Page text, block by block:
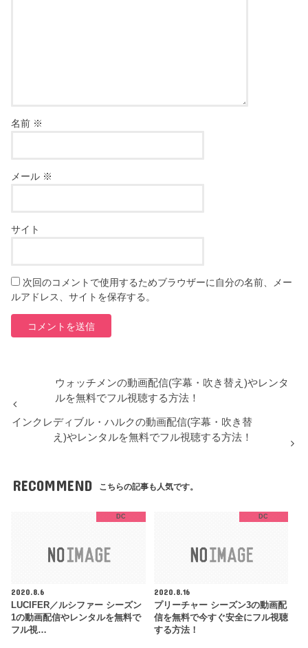
名前 ※
メール ※
サイト
次回のコメントで使用するためブラウザーに自分の名前、メー
ルアドレス、サイトを保存する。
ウォッチメンの動画配信(字幕・吹き替え)やレンタ
ルを無料でフル視聴する方法！
インクレディブル・ハルクの動画配信(字幕・吹き替
え)やレンタルを無料でフル視聴する方法！
RECOMMEND こちらの記事も人気です。
DC
2020.8.6
LUCIFER／ルシファー シーズン
1の動画配信やレンタルを無料で
フル視…
DC
2020.8.16
プリーチャー シーズン3の動画配
信を無料で今すぐ安全にフル視聴
する方法！